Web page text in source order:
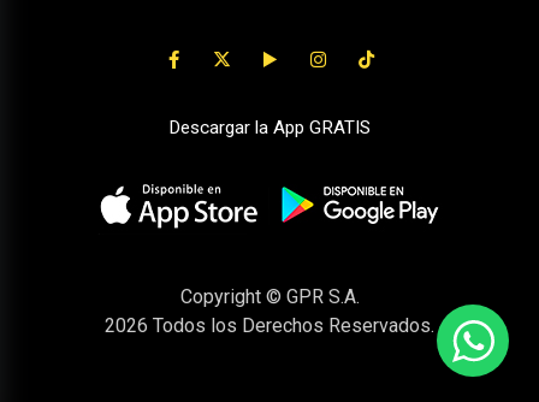
Descargar la App GRATIS
Copyright © GPR S.A.
2026 Todos los Derechos Reservados.